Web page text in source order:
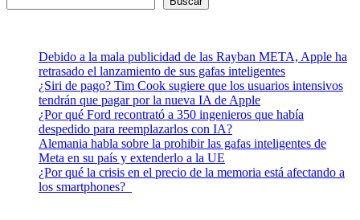
Debido a la mala publicidad de las Rayban META, Apple ha
retrasado el lanzamiento de sus gafas inteligentes
¿Siri de pago? Tim Cook sugiere que los usuarios intensivos
tendrán que pagar por la nueva IA de Apple
¿Por qué Ford recontrató a 350 ingenieros que había
despedido para reemplazarlos con IA?
Alemania habla sobre la prohibir las gafas inteligentes de
Meta en su país y extenderlo a la UE
¿Por qué la crisis en el precio de la memoria está afectando a
los smartphones?